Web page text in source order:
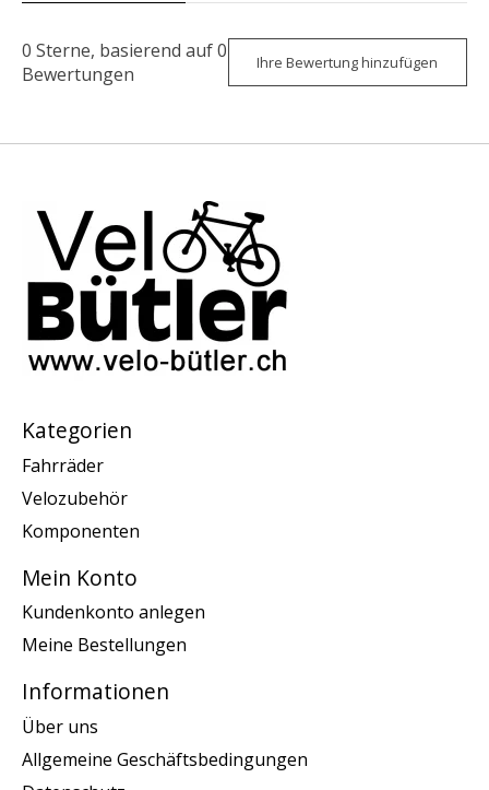
0 Sterne, basierend auf0
Bewertungen
Ihre Bewertung hinzufügen
Kategorien
Fahrräder
Velozubehör
Komponenten
Mein Konto
Kundenkonto anlegen
Meine Bestellungen
Informationen
Über uns
Allgemeine Geschäftsbedingungen